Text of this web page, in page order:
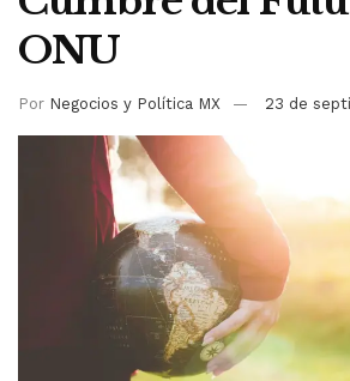
ONU
Por Negocios y Política MX 23 de